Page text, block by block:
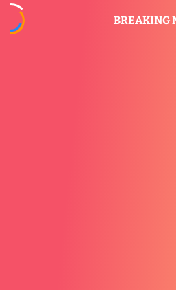
BREAKING